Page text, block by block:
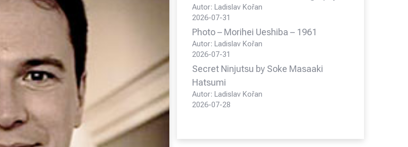
Autor: Ladislav Kořan
2026-07-31
Photo – Morihei Ueshiba – 1961
Autor: Ladislav Kořan
2026-07-31
Secret Ninjutsu by Soke Masaaki
Hatsumi
Autor: Ladislav Kořan
2026-07-28